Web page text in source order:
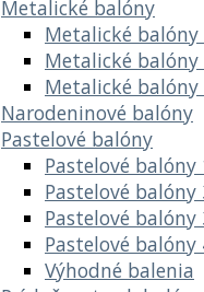
Metalické balóny
Metalické balóny
Metalické balóny
Metalické balóny
Narodeninové balóny
Pastelové balóny
Pastelové balóny
Pastelové balóny
Pastelové balóny
Pastelové balóny
Výhodné balenia